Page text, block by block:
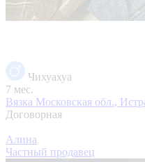
Чихуахуа
7 мес.
Вязка Московская обл.,
Договорная
Алина
Частный продавец